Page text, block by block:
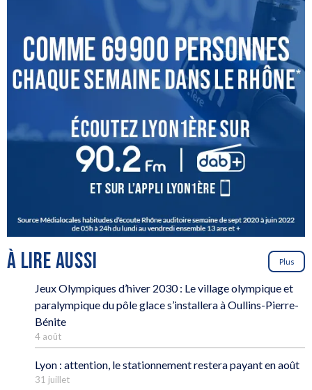
À LIRE AUSSI Plus
Jeux Olympiques d’hiver 2030 : Le village olympique et
paralympique du pôle glace s’installera à Oullins-Pierre-
Bénite
4 août
Lyon : attention, le stationnement restera payant en août
31 juillet